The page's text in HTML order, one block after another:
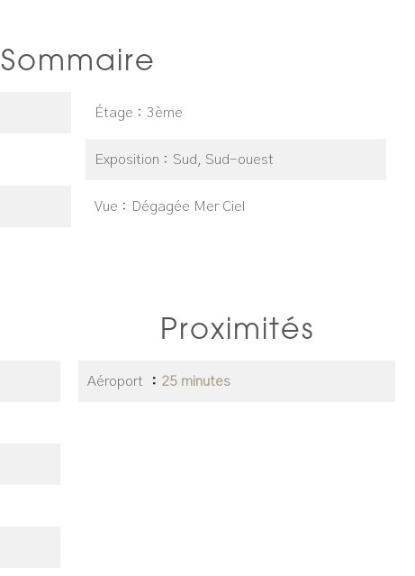
Sommaire
Étage 3ème
Exposition Sud, Sud-ouest
Vue Dégagée Mer Ciel
Proximités
Aéroport 25 minutes